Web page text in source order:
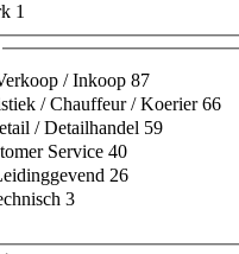
1
/ Inkoop 87
/ Chauffeur / Koerier66
/ Detailhandel 59
Service 40
26
3